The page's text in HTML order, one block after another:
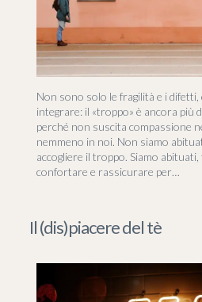
Non sono solo le fragilità e i difetti,
integrare: il «troppo» è ancora più
perché non suscita compassione
nemmeno in noi. Non siamo
accogliere il troppo. Siamo abituati,
confortare e rassicurare per…
Il (dis)piacere del tè